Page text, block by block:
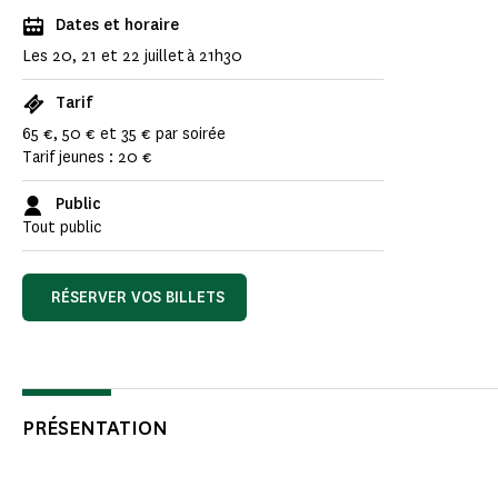
Dates et horaire
Les 20, 21 et 22 juillet à 21h30
Tarif
65 €, 50 € et 35 € par soirée
Tarif jeunes : 20 €
Public
Tout public
RÉSERVER VOS BILLETS
PRÉSENTATION